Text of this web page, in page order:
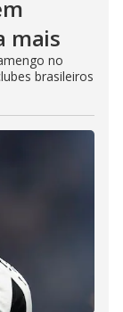
mais
no
brasileiros